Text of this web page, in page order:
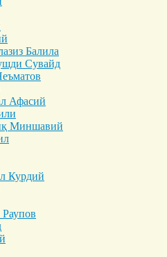
Балила
Сувайд
Афасий
Миншавий
Курдий